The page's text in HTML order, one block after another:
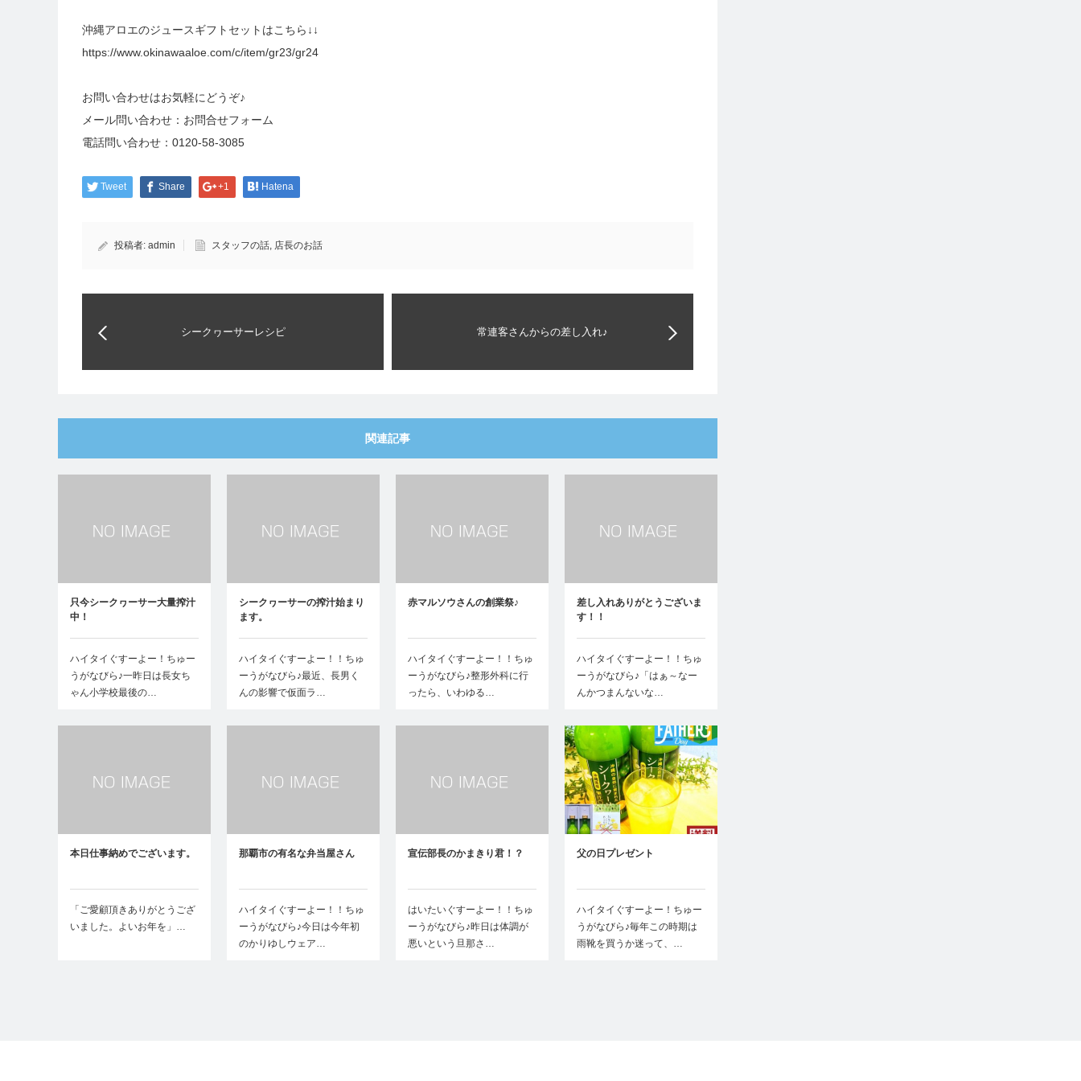
沖縄アロエのジュースギフトセットはこちら↓↓
https://www.okinawaaloe.com/c/item/gr23/gr24
お問い合わせはお気軽にどうぞ♪
メール問い合わせ： お問合せフォーム
電話問い合わせ： 0120-58-3085
Tweet Share +1 Hatena
投稿者: admin スタッフの話, 店長のお話
シークヮーサーレシピ 常連客さんからの差し入れ♪
関連記事
只今シークヮーサー大量搾汁
中！
ハイタイぐすーよー！ちゅー
うがなびら♪一昨日は長女ち
ゃん小学校最後の…
シークヮーサーの搾汁始まり
ます。
ハイタイぐすーよー！！ちゅ
ーうがなびら♪最近、長男く
んの影響で仮面ラ…
赤マルソウさんの創業祭♪
ハイタイぐすーよー！！ちゅ
ーうがなびら♪整形外科に行
ったら、いわゆる…
差し入れありがとうございま
す！！
ハイタイぐすーよー！！ちゅ
ーうがなびら♪「はぁ～なー
んかつまんないな…
本日仕事納めでございます。
「ご愛顧頂きありがとうござ
いました。よいお年を」…
那覇市の有名な弁当屋さん
ハイタイぐすーよー！！ちゅ
ーうがなびら♪今日は今年初
のかりゆしウェア…
宣伝部長のかまきり君！？
はいたいぐすーよー！！ちゅ
ーうがなびら♪昨日は体調が
悪いという旦那さ…
父の日プレゼント
ハイタイぐすーよー！ちゅー
うがなびら♪毎年この時期は
雨靴を買うか迷って、…